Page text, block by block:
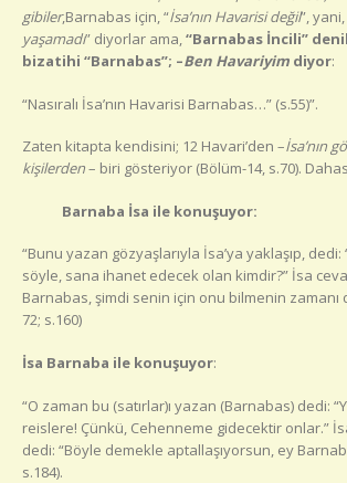
gibiler,Barnabas için, “İsa’nın Havarisi değil”, yani,
yaşamadı” diyorlar ama,“Barnabas İncili”
bizatihi “Barnabas”; –Ben Havariyim diyor:
“Nasıralı İsa’nın Havarisi Barnabas…” (s.55)”.
Zaten kitapta kendisini; 12 Havari’den –İsa’nın
kişilerden– biri gösteriyor (Bölüm-14, s.70).
Barnaba İsa ile konuşuyor:
“Bunu yazan gözyaşlarıyla İsa’ya yaklaşıp, dedi:
söyle, sana ihanet edecek olan kimdir?” İsa
Barnabas, şimdi senin için onu bilmenin zamanı
72; s.160)
İsa Barnaba ile konuşuyor:
“O zaman bu (satırlar)ı yazan (Barnabas) dedi:
reislere! Çünkü, Cehenneme gidecektir onlar.”
dedi: “Böyle demekle aptallaşıyorsun, ey
s.184).